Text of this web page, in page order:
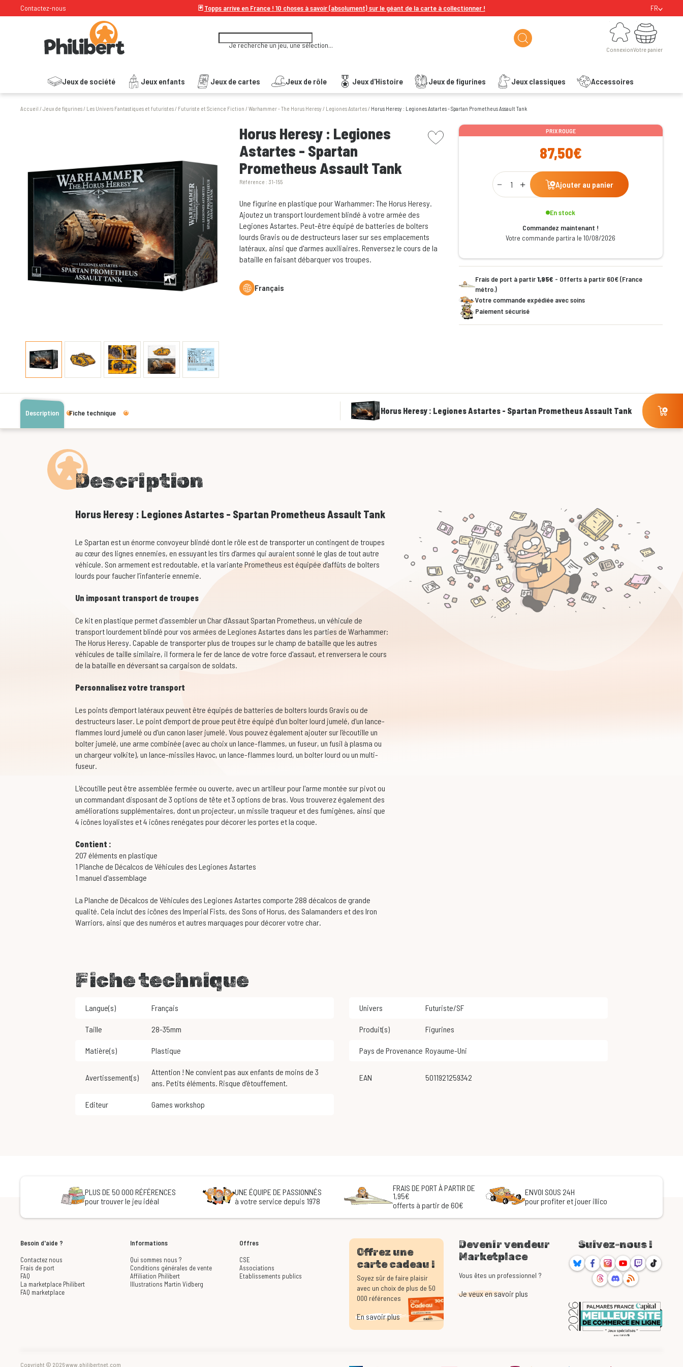
Contactez-nous 🃏Topps arrive en France ! 10 choses à savoir (absolument) sur le géant de la carte à collectionner ! FR
Je recherche un jeu, une sélection...
Connexion
Connexion
Jeux de société Jeux enfants Jeux de cartes Jeux de rôle Jeux d'Histoire Jeux de figurines Jeux classiques Accessoires
Votre panier
Votre panier
Accueil /Jeux de figurines/ Les Univers Fantastiques et futuristes/ Futuriste et Science Fiction /Warhammer - The Horus Heresy/ Legiones Astartes/ Horus Heresy : Legiones Astartes - Spartan Prometheus Assault Tank
Horus Heresy : Legiones
Astartes - Spartan
Prometheus Assault Tank
Référence : 31-155
picto wishlist
Une figurine en plastique pour Warhammer: The Horus Heresy.
Ajoutez un transport lourdement blindé à votre armée des
Legiones Astartes. Peut-être équipé de batteries de bolters
lourds Gravis ou de destructeurs laser sur ses emplacements
latéraux, ainsi que d'armes auxiliaires. Renversez le cours de la
bataille en faisant débarquer vos troupes.
Français
PRIX ROUGE
87,50€
Qty
Ajouter au panier
En stock
Commandez maintenant !
Votre commande partira le 10/08/2026
Frais de port à partir1,95€ - Offerts à partir 60€ (France
métro.)
Votre commande expédiée avec soins
Paiement sécurisé
Description Fiche technique Horus Heresy : Legiones Astartes - Spartan Prometheus Assault Tank
Description
Horus Heresy : Legiones Astartes - Spartan Prometheus Assault Tank
Le Spartan est un énorme convoyeur blindé dont le rôle est de transporter un contingent de troupes
au cœur des lignes ennemies, en essuyant les tirs d’armes qui auraient sonné le glas de tout autre
véhicule. Son armement est redoutable, et la variante Prometheus est équipée d’affûts de bolters
lourds pour faucher l’infanterie ennemie.
Un imposant transport de troupes
Ce kit en plastique permet d'assembler un Char d'Assaut Spartan Prometheus, un véhicule de
transport lourdement blindé pour vos armées de Legiones Astartes dans les parties de Warhammer:
The Horus Heresy. Capable de transporter plus de troupes sur le champ de bataille que les autres
véhicules de taille similaire, il formera le fer de lance de votre force d'assaut, et renversera le cours
de la bataille en déversant sa cargaison de soldats.
Personnalisez votre transport
Les points d'emport latéraux peuvent être équipés de batteries de bolters lourds Gravis ou de
destructeurs laser. Le point d'emport de proue peut être équipé d'un bolter lourd jumelé, d'un lance-
flammes lourd jumelé ou d'un canon laser jumelé. Vous pouvez également ajouter sur l'écoutille un
bolter jumelé, une arme combinée (avec au choix un lance-flammes, un fuseur, un fusil à plasma ou
un chargeur volkite), un lance-missiles Havoc, un lance-flammes lourd, un bolter lourd ou un multi-
fuseur.
L'écoutille peut être assemblée fermée ou ouverte, avec un artilleur pour l'arme montée sur pivot ou
un commandant disposant de 3 options de tête et 3 options de bras. Vous trouverez également des
améliorations supplémentaires, dont un projecteur, un missile traqueur et des fumigènes, ainsi que
4 icônes loyalistes et 4 icônes renégates pour décorer les portes et la coque.
Contient :
207 éléments en plastique
1 Planche de Décalcos de Véhicules des Legiones Astartes
1 manuel d'assemblage
La Planche de Décalcos de Véhicules des Legiones Astartes comporte 288 décalcos de grande
qualité. Cela inclut des icônes des Imperial Fists, des Sons of Horus, des Salamanders et des Iron
Warriors, ainsi que des numéros et autres marquages pour décorer votre char.
Fiche technique
Langue(s) Français Univers Futuriste/SF
Taille 28-35mm Produit(s) Figurines
Matière(s) Plastique Pays de Provenance Royaume-Uni
Avertissement(s)
Attention ! Ne convient pas aux enfants de moins de 3
ans. Petits éléments. Risque d'étouffement.
EAN 5011921259342
Editeur Games workshop
PLUS DE 50 000 RÉFÉRENCES
pour trouver le jeu idéal
UNE ÉQUIPE DE PASSIONNÉS
à votre service depuis 1978
FRAIS DE PORT À PARTIR DE
1,95€
offerts à partir de 60€
ENVOI SOUS 24H
pour profiter et jouer illico
Besoin d'aide ?
Contactez nous
Frais de port
FAQ
La marketplace Philibert
FAQ marketplace
Informations
Qui sommes nous ?
Conditions générales de vente
Affiliation Philibert
Illustrations Martin Vidberg
Offres
CSE
Associations
Etablissements publics
Offrez une
carte cadeau !
Soyez sûr de faire plaisir
avec un choix de plus de 50
000 références
En savoir plus
Devenir vendeur
Marketplace
Vous êtes un professionnel ?
Je veux en savoir plus
Suivez-nous !
BlueskyFacebookInstagram
YoutubeTwitchTikTok
ThreadsDiscord
RSS
Copyright © 2026 www.philibertnet.com